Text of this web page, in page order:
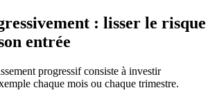
: lisser le risque
entrée
progressif consiste à investir
chaque mois ou chaque trimestre.